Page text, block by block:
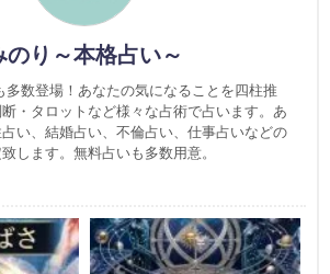
のり～本格占い～
数登場！あなたの気になることを四柱推
・タロットなど様々な占術で占います。あ
い、結婚占い、不倫占い、仕事占いなどの
します。無料占いも多数用意。